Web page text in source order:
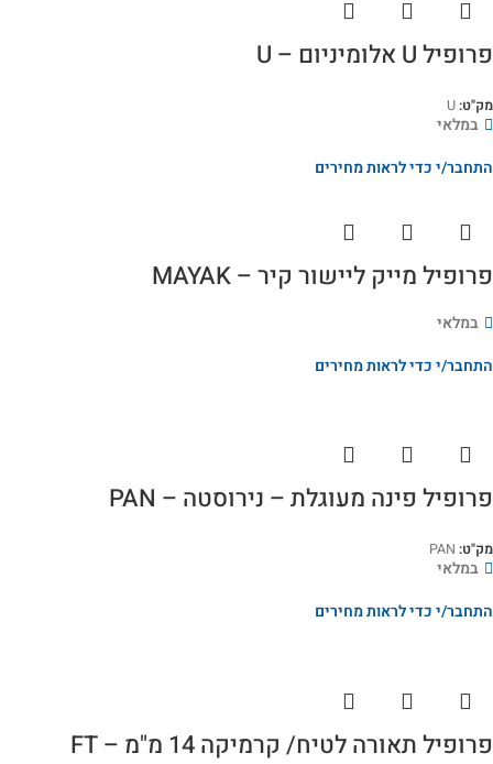
פרופיל U אלומיניום – U
מק"ט: U
במלאי
התחבר/י כדי לראות מחירים
פרופיל מייק ליישור קיר – MAYAK
במלאי
התחבר/י כדי לראות מחירים
פרופיל פינה מעוגלת – נירוסטה – PAN
מק"ט: PAN
במלאי
התחבר/י כדי לראות מחירים
פרופיל תאורה לטיח/ קרמיקה 14 מ"מ – FT